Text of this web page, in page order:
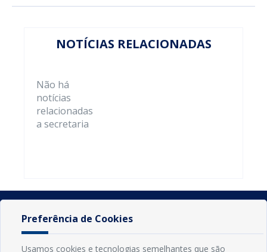
NOTÍCIAS RELACIONADAS
Não há
notícias
relacionadas
a secretaria
Preferência de Cookies
Usamos cookies e tecnologias semelhantes que são